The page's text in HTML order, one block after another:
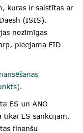
kuras ir saistītas ar
(ISIS).
nozīmīgas
pieejama FID
ES un ANO
tikai ES sankcijām.
finanšu